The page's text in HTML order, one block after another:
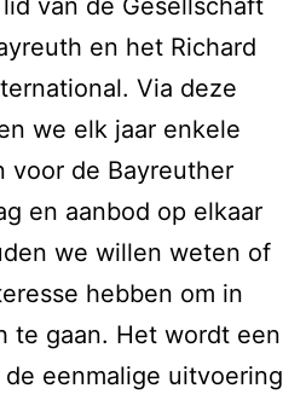
en het Richard
Via deze
we elk jaar enkele
voor de Bayreuther
en aanbod op elkaar
we willen weten of
hebben om in
te gaan. Het wordt een
eenmalige uitvoering